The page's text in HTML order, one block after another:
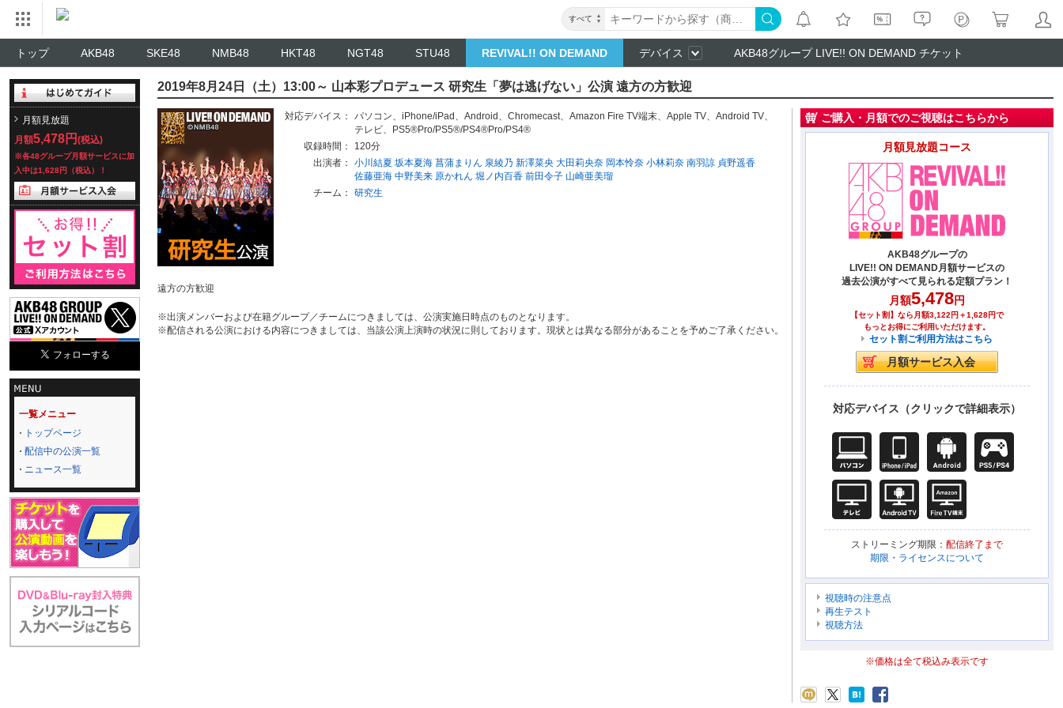
すべて
トップ AKB48 SKE48 NMB48 HKT48 NGT48 STU48 REVIVAL!! ON DEMAND デバイス AKB48グループ LIVE!! ON DEMAND チケット
月額見放題
月額5,478円 (税込)
※各48グループ月額サービスに加
入中は1,628円（税込）！
一覧メニュー
トップページ
配信中の公演一覧
ニュース一覧
2019年8月24日（土）13:00～ 山本彩プロデュース 研究生「夢は逃げない」公演 遠方の方歓迎
対応デバイス： パソコン、 iPhone/iPad 、 Android 、 Chromecast、 Amazon Fire TV端末、 Apple TV、 Android TV、
テレビ、
PS5®Pro/PS5®/PS4®Pro/PS4®
収録時間：
120分
出演者：
小川結夏 坂本夏海 菖蒲まりん 泉綾乃 新澤菜央 大田莉央奈 岡本怜奈 小林莉奈 南羽諒 貞野遥香
佐藤亜海 中野美来 原かれん 堀ノ内百香 前田令子 山崎亜美瑠
チーム：
研究生
遠方の方歓迎
※出演メンバーおよび在籍グループ／チームにつきましては、公演実施日時点のものとなります。
※配信される公演における内容につきましては、当該公演上演時の状況に則しております。現状とは異なる部分があることを予めご了承ください。
ご購入・月額でのご視聴はこちらから
月額見放題コース
AKB48グループの
LIVE!! ON DEMAND月額サービスの
過去公演がすべて見られる定額プラン！
月額5,478円
【セット割】なら月額3,122円＋1,628円で
もっとお得にご利用いただけます。
セット割ご利用方法はこちら
対応デバイス（クリックで詳細表示）
ストリーミング期限： 配信終了まで
期限・ライセンスについて
視聴時の注意点
再生テスト
視聴方法
※価格は全て税込み表示です